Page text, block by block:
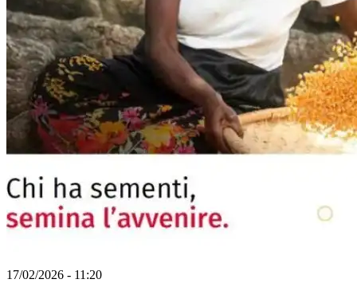
17/02/2026 - 11:20